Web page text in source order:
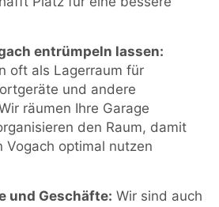
entrümpeln lassen:
oft als Lagerraum für
und andere
räumen Ihre Garage
den Raum, damit
Vogach optimal nutzen
und Geschäfte: Wir sind auch